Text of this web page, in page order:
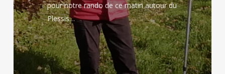
pour notre rando de ce matin autour du
Plessis…